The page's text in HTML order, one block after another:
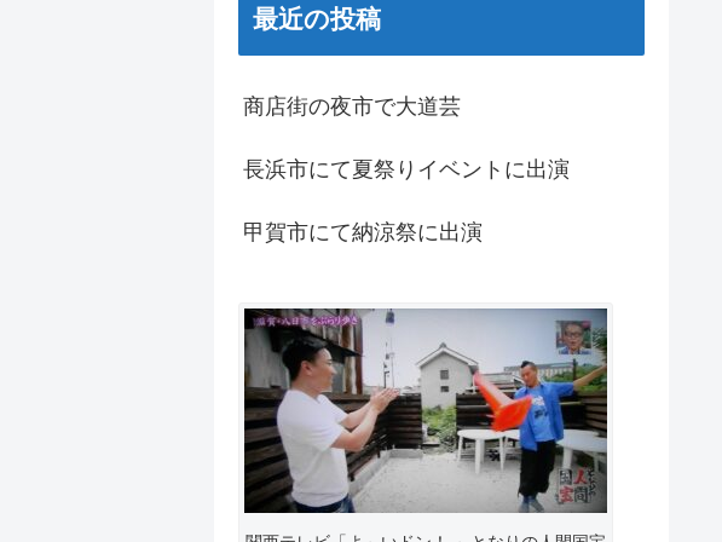
最近の投稿
商店街の夜市で大道芸
長浜市にて夏祭りイベントに出演
甲賀市にて納涼祭に出演